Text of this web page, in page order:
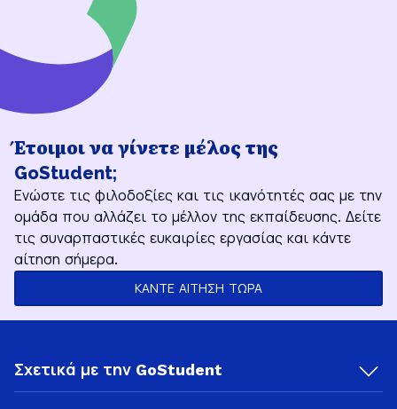
Έτοιμοι να γίνετε μέλος της
GoStudent;
Ενώστε τις φιλοδοξίες και τις ικανότητές σας με την
ομάδα που αλλάζει το μέλλον της εκπαίδευσης. Δείτε
τις συναρπαστικές ευκαιρίες εργασίας και κάντε
αίτηση σήμερα.
ΚΑΝΤΕ ΑΙΤΗΣΗ ΤΩΡΑ
Σχετικά με την GoStudent